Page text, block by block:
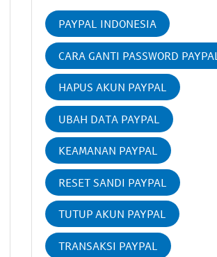
PAYPAL INDONESIA
CARA GANTI PASSWORD PAYPAL
HAPUS AKUN PAYPAL
UBAH DATA PAYPAL
KEAMANAN PAYPAL
RESET SANDI PAYPAL
TUTUP AKUN PAYPAL
TRANSAKSI PAYPAL